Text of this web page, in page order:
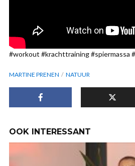
#workout #krachttraining #spiermassa
MARTINE PRENEN NATUUR
OOK INTERESSANT